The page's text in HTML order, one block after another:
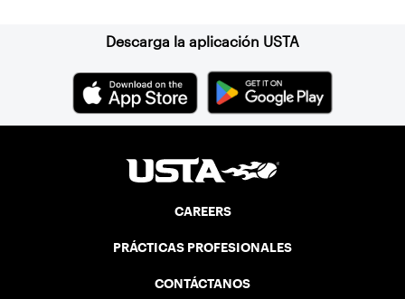
Descarga la aplicación USTA
CAREERS
PRÁCTICAS PROFESIONALES
CONTÁCTANOS